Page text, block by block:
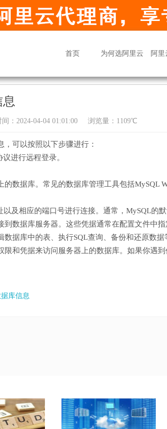
首页 为何选阿里云 阿里
间：2024-04-04 01:01:00 浏览量：1109℃
可以按照以下步骤进行：
进行远程登录。
数据库。常见的数据库管理工具包括MySQL
及相应的端口号进行连接。通常，MySQL的默
数据库服务器。这些凭据通常在配置文件中指
据库中的表、执行SQL查询、备份和还原数据
和凭据来访问服务器上的数据库。如果你遇
库信息